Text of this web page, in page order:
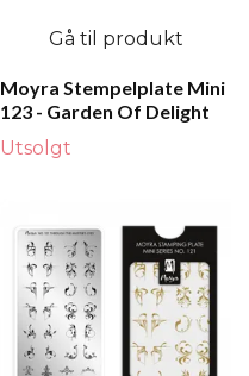
Gå til produkt
Moyra Stempelplate Mini
123 - Garden Of Delight
Utsolgt